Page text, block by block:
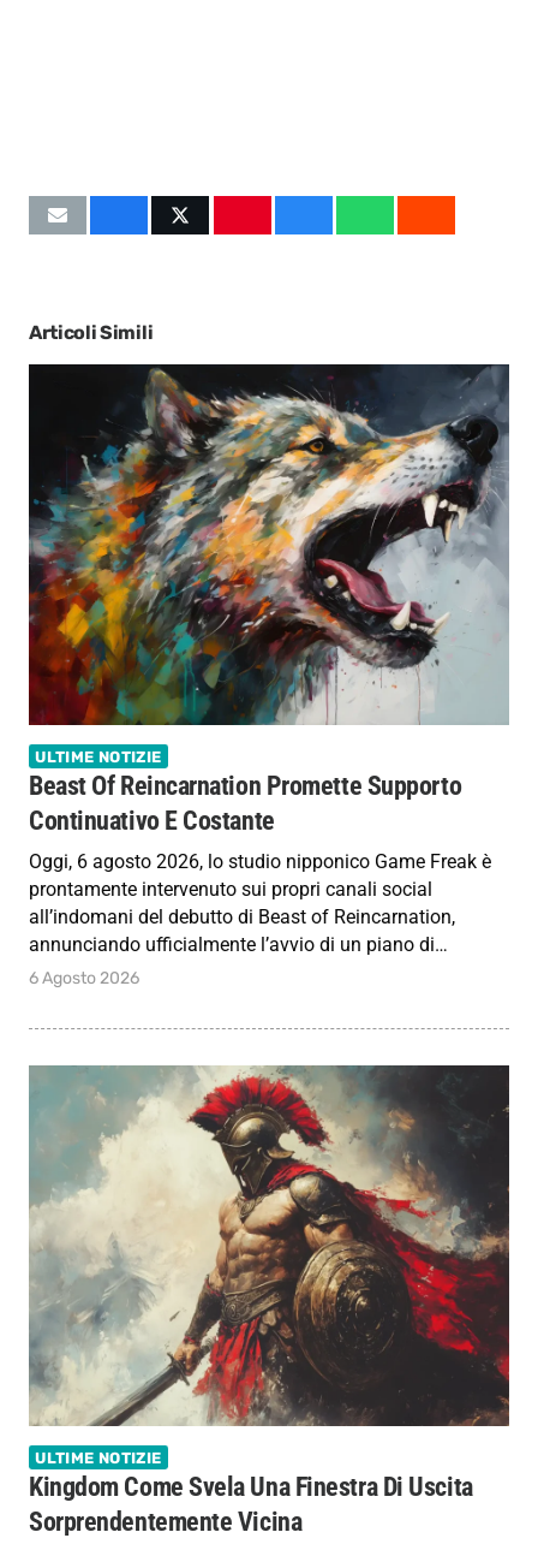
Articoli Simili
ULTIME NOTIZIE
Beast Of Reincarnation Promette Supporto
Continuativo E Costante
Oggi, 6 agosto 2026, lo studio nipponico Game Freak è
prontamente intervenuto sui propri canali social
all’indomani del debutto di Beast of Reincarnation,
annunciando ufficialmente l’avvio di un piano di…
6 Agosto 2026
ULTIME NOTIZIE
Kingdom Come Svela Una Finestra Di Uscita
Sorprendentemente Vicina